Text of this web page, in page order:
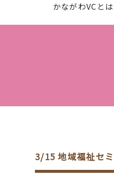
かながわVCとは
3/15 地域福祉セ